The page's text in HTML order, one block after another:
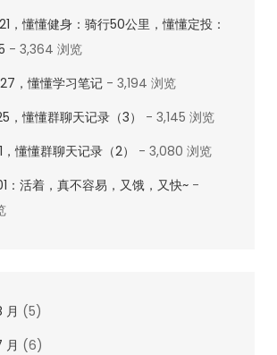
，懂懂健身：骑行50公里，懂懂定投：
- 3,364 浏览
，懂懂学习笔记 - 3,194 浏览
，懂懂群聊天记录（3）
- 3,145 浏览
懂懂群聊天记录（2）
- 3,080 浏览
：活着，真不容易，又饿，又快~ -
月 (5)
月 (6)